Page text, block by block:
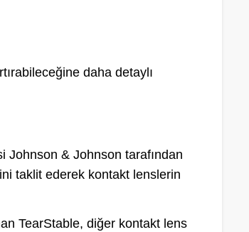
daha detaylı
Johnson & Johnson tarafından
taklit ederek kontakt lenslerin
TearStable, diğer kontakt lens